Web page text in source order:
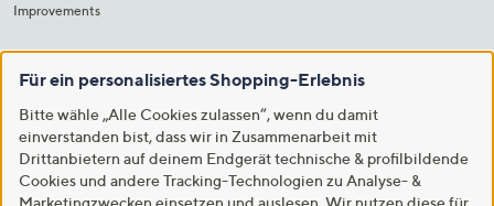
Improvements
Für ein personalisiertes Shopping-Erlebnis
Bitte wähle „Alle Cookies zulassen“, wenn du damit
einverstanden bist, dass wir in Zusammenarbeit mit
Drittanbietern auf deinem Endgerät technische & profilbildende
Cookies und andere Tracking-Technologien zu Analyse- &
Marketingzwecken einsetzen und auslesen. Wir nutzen diese für